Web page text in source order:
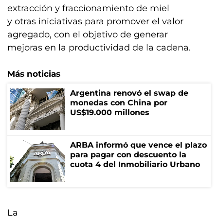
extracción y fraccionamiento de miel
y otras iniciativas para promover el valor
agregado, con el objetivo de generar
mejoras en la productividad de la cadena.
Más noticias
Argentina renovó el swap de
monedas con China por
US$19.000 millones
ARBA informó que vence el plazo
para pagar con descuento la
cuota 4 del Inmobiliario Urbano
La